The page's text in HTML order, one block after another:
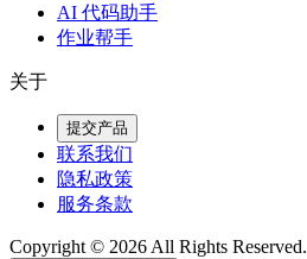
AI 代码助手
作业帮手
关于
提交产品
联系我们
隐私政策
服务条款
Copyright © 2026 All Rights Reserved.